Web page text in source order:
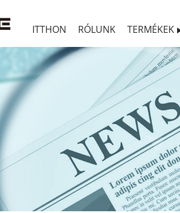
ITTHON RÓLUNK TERMÉKEK